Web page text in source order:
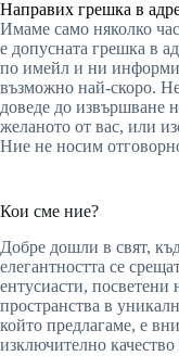
Направих грешка в
Имаме само няколко
е допусната грешка в
по имейл и ни
възможно най-скоро.
доведе до извършване
желаното от вас, или
Ние не носим
Кои сме ние?
Добре дошли в свят,
елегантността се
ентусиасти, посветени
пространства в
който предлагаме, е
изключително